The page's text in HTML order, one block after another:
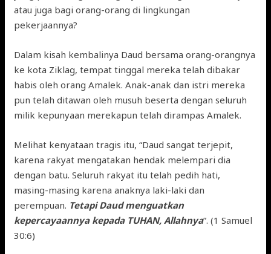
atau juga bagi orang-orang di lingkungan
pekerjaannya?
Dalam kisah kembalinya Daud bersama orang-orangnya
ke kota Ziklag, tempat tinggal mereka telah dibakar
habis oleh orang Amalek. Anak-anak dan istri mereka
pun telah ditawan oleh musuh beserta dengan seluruh
milik kepunyaan merekapun telah dirampas Amalek.
Melihat kenyataan tragis itu, “Daud sangat terjepit,
karena rakyat mengatakan hendak melempari dia
dengan batu. Seluruh rakyat itu telah pedih hati,
masing-masing karena anaknya laki-laki dan
perempuan. Tetapi Daud menguatkan
kepercayaannya kepada TUHAN, Allahnya”. (1 Samuel
30:6)